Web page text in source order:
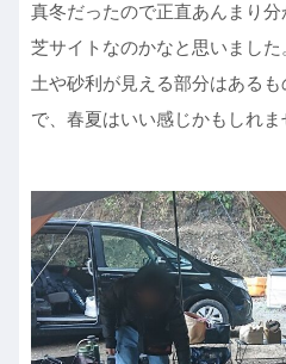
真冬だったので正直あんまり
芝サイトなのかなと思いました
土や砂利が見える部分はある
で、春夏はいい感じかもしれま